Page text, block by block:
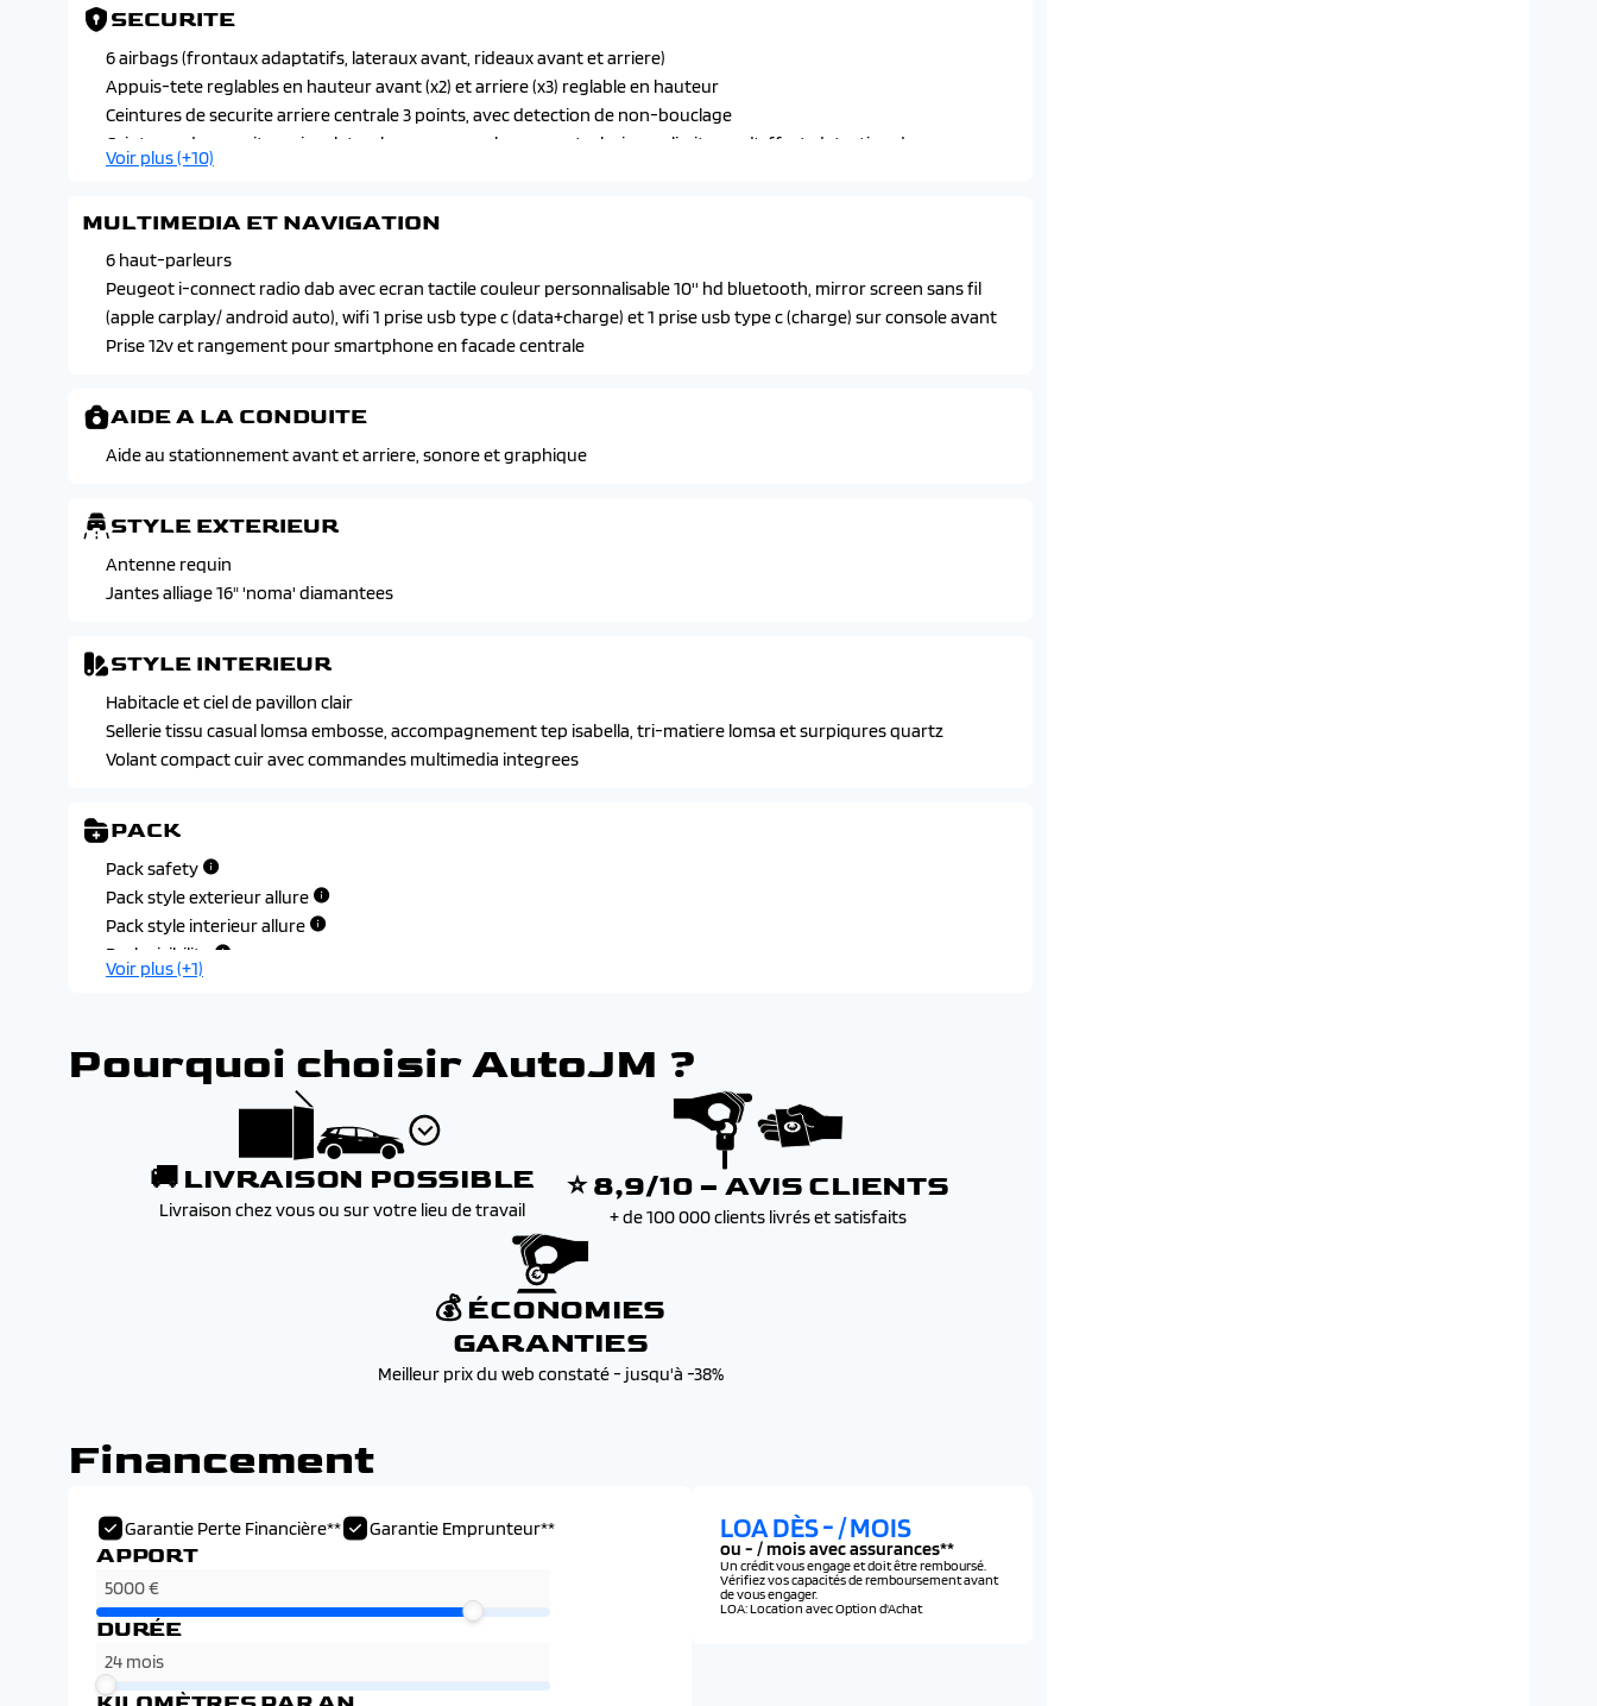
Eclairage interieur
Essuie-vitre avant a declenchement et cadencement automatique
Leve-vitres avant et arriere electriques et sequentiels avec anti-pincement
Pare-brise teinte
Peugeot i-cockpit avec combine tete 10" numerique
Retroviseur interieur electrochrome
Siege conducteur reglable en hauteur
Telecommande 3 boutons + cle standard
Vitres laterales arriere et lunette arriere chauffante temporisee surteintees
Volant reglable en hauteur et en profondeur
SECURITE
6 airbags (frontaux adaptatifs, lateraux avant, rideaux avant et arriere)
Appuis-tete reglables en hauteur avant (x2) et arriere (x3) reglable en hauteur
Ceintures de securite arriere centrale 3 points, avec detection de non-bouclage
Ceintures de securite arriere laterales avec enrouleurs pyrotechniques, limiteurs d'effort, detection de non-
bouclage
Detection de sous gonflage indirecte
Esc+asr+abs+ref+afu+cds+tsm
Esp deconnectable avec aide au demarrage en pense (hill assist)
Feux arriere signature 3 griffes et stop a leds, recul et indicateur de direction a lampe
Fixation isofix et top tether aux places laterales arriere
Verrouillage automatique de tous les ouvrants en roulant
Voir plus (+10)
MULTIMEDIA ET NAVIGATION
6 haut-parleurs
Peugeot i-connect radio dab avec ecran tactile couleur personnalisable 10'' hd bluetooth, mirror screen sans fil
(apple carplay/ android auto), wifi 1 prise usb type c (data+charge) et 1 prise usb type c (charge) sur console avant
Prise 12v et rangement pour smartphone en facade centrale
AIDE A LA CONDUITE
Aide au stationnement avant et arriere, sonore et graphique
STYLE EXTERIEUR
Antenne requin
Jantes alliage 16" 'noma' diamantees
STYLE INTERIEUR
Habitacle et ciel de pavillon clair
Sellerie tissu casual lomsa embosse, accompagnement tep isabella, tri-matiere lomsa et surpiqures quartz
Volant compact cuir avec commandes multimedia integrees
PACK
Pack safety
Pack style exterieur allure
Pack style interieur allure
Pack visibilite
Voir plus (+1)
Pourquoi choisir AutoJM ?
🚚 LIVRAISON POSSIBLE
Livraison chez vous ou sur votre lieu de travail
⭐ 8,9/10 – AVIS CLIENTS
+ de 100 000 clients livrés et satisfaits
💰 ÉCONOMIES
GARANTIES
Meilleur prix du web constaté - jusqu'à -38%
Financement
Garantie Perte Financière** Garantie Emprunteur**
APPORT
DURÉE
LOA DÈS-/ MOIS
ou- / mois avec assurances**
Un crédit vous engage et doit être remboursé.
Vérifiez vos capacités de remboursement avant
de vous engager.
LOA: Location avec Option d'Achat